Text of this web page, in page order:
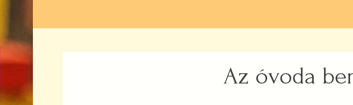
Az óvoda